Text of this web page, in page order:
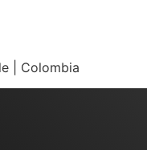
| Colombia